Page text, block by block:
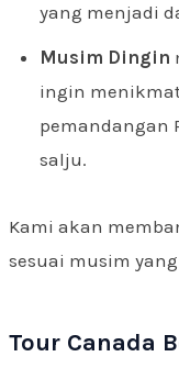
yang menjadi
Musim Dingin
ingin
pemandangan
salju.
Kami akan
sesuai musim
Tour Canada